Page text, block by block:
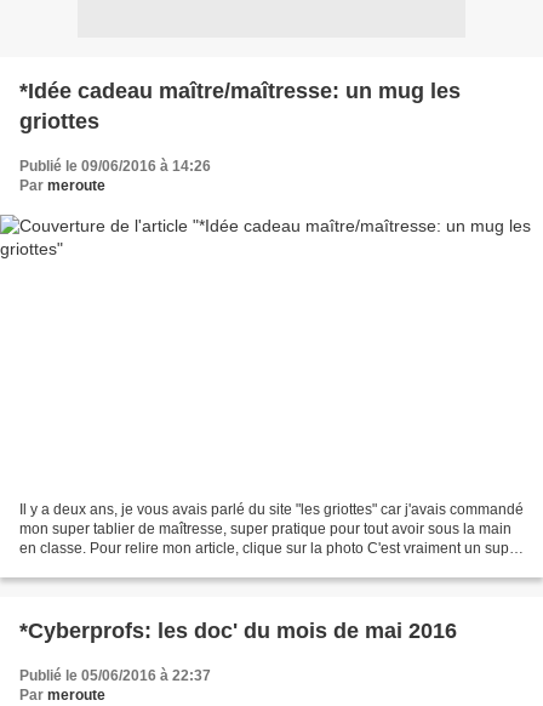
*Idée cadeau maître/maîtresse: un mug les
griottes
Publié le 09/06/2016 à 14:26
Par meroute
Il y a deux ans, je vous avais parlé du site "les griottes" car j'avais commandé
mon super tablier de maîtresse, super pratique pour tout avoir sous la main
en classe. Pour relire mon article, clique sur la photo C'est vraiment un super
*Cyberprofs: les doc' du mois de mai 2016
Publié le 05/06/2016 à 22:37
Par meroute